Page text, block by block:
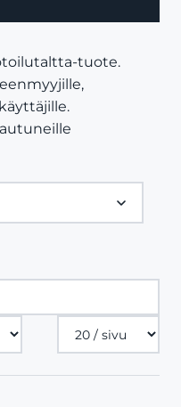
tuote.
Tuotteita
sivulla